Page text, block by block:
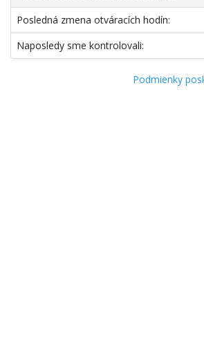
Posledná zmena otváracích hodín:
Naposledy sme kontrolovali:
Podmienky